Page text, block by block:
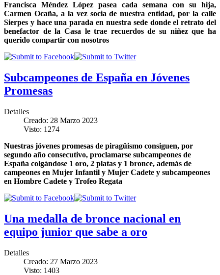
Francisca Méndez López pasea cada semana con su hija,
Carmen Ocaña, a la vez socia de nuestra entidad, por la calle
Sierpes y hace una parada en nuestra sede donde el retrato del
benefactor de la Casa le trae recuerdos de su niñez que ha
querido compartir con nosotros
Subcampeones de España en Jóvenes
Promesas
Detalles
Creado: 28 Marzo 2023
Visto: 1274
Nuestras jóvenes promesas de piragüismo consiguen, por
segundo año consecutivo, proclamarse subcampeones de
España colgándose 1 oro, 2 platas y 1 bronce, además de
campeones en Mujer Infantil y Mujer Cadete y subcampeones
en Hombre Cadete y Trofeo Regata
Una medalla de bronce nacional en
equipo junior que sabe a oro
Detalles
Creado: 27 Marzo 2023
Visto: 1403